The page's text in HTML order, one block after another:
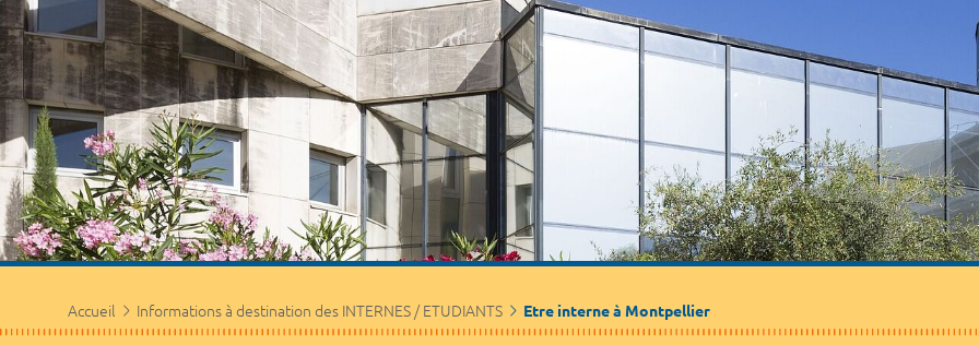
Accueil Informations à destination des INTERNES / ETUDIANTS Etre interne à Montpellier